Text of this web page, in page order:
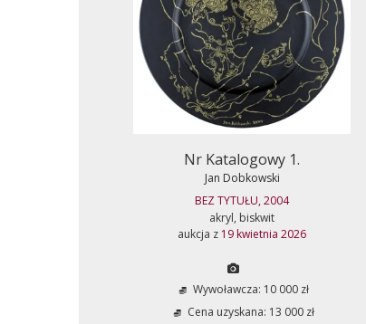
Nr Katalogowy 1.
Jan Dobkowski
BEZ TYTUŁU, 2004
akryl, biskwit
aukcja z 19 kwietnia 2026
Wywoławcza: 10 000 zł
Cena uzyskana: 13 000 zł